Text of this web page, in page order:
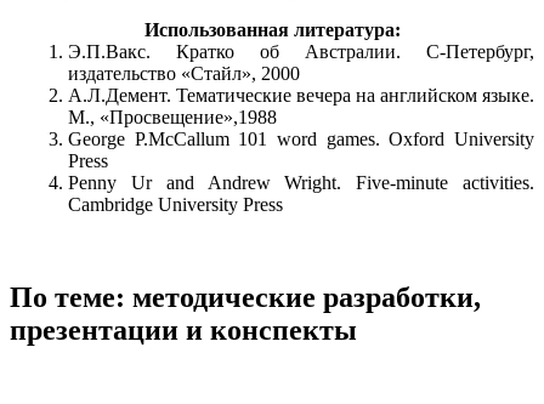
Использованная литература:
Э.П.Вакс. Кратко об Австралии. С-Петербург,
издательство «Стайл», 2000
А.Л.Демент. Тематические вечера на английском языке.
М., «Просвещение»,1988
George P.McCallum 101 word games. Oxford University
Press
Penny Ur and Andrew Wright. Five-minute activities.
Cambridge University Press
По теме: методические разработки,
презентации и конспекты